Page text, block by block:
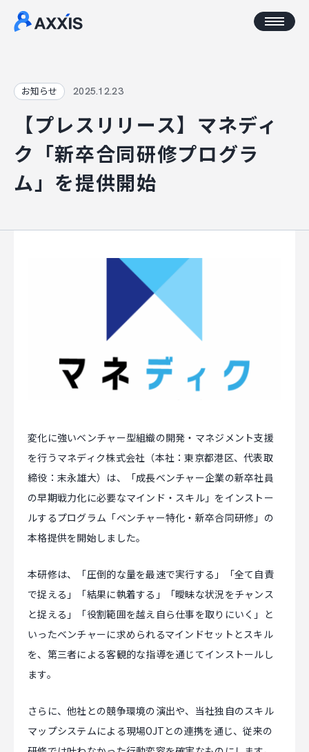
CORPORATE
企業情報
すべらないキャリアエージェント
すべらない転職
NEWS
ニュース
お知らせ
イベント
社長ブログ
CAREER
CONTACT
お知らせ 2025.12.23
【プレスリリース】マネディ
ク「新卒合同研修プログラ
ム」を提供開始
変化に強いベンチャー型組織の開発・マネジメント支援
を行うマネディク株式会社（本社：東京都港区、代表取
締役：末永雄大）は、「成長ベンチャー企業の新卒社員
の早期戦力化に必要なマインド・スキル」をインストー
ルするプログラム「ベンチャー特化・新卒合同研修」の
本格提供を開始しました。
本研修は、「圧倒的な量を最速で実行する」「全て自責
で捉える」「結果に執着する」「曖昧な状況をチャンス
と捉える」「役割範囲を越え自ら仕事を取りにいく」と
いったベンチャーに求められるマインドセットとスキル
を、第三者による客観的な指導を通じてインストールし
ます。
さらに、他社との競争環境の演出や、当社独自のスキル
マップシステムによる現場OJTとの連携を通じ、従来の